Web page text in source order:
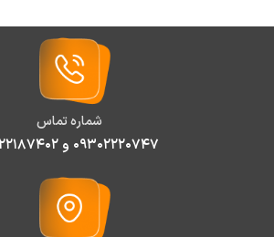
شماره تماس
۰۹۳۰۲۲۲۰۷۴۷ و ۰۲۱۲۲۱۸۷۴۰۲